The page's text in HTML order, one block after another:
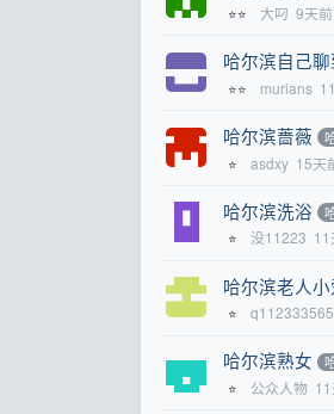
⭐⭐ 大叼 9天前
哈尔滨自己
⭐⭐ murians
哈尔滨蔷薇
⭐ asdxy 15天
哈尔滨洗浴
⭐ 没11223 11
哈尔滨老人小
⭐ q112333565
哈尔滨熟女
⭐ 公众人物